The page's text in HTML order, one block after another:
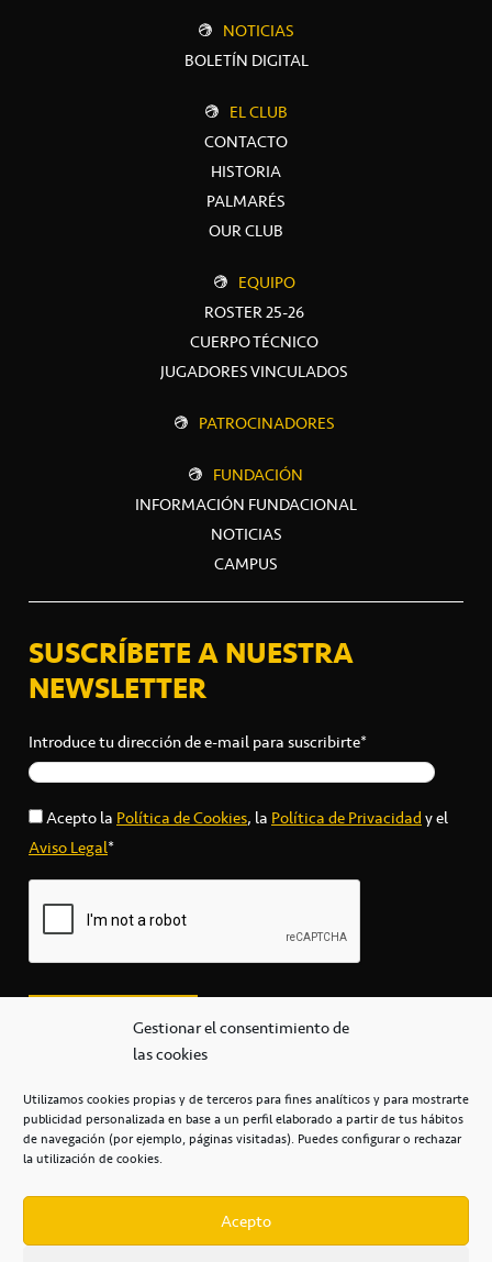
Gestionar el consentimiento de
las cookies
Utilizamos cookies propias y de terceros para fines analíticos y para mostrarte
publicidad personalizada en base a un perfil elaborado a partir de tus hábitos
de navegación (por ejemplo, páginas visitadas). Puedes configurar o rechazar
la utilización de cookies.
Acepto
NOTICIAS
BOLETÍN DIGITAL
EL CLUB
CONTACTO
HISTORIA
PALMARÉS
OUR CLUB
EQUIPO
ROSTER 25-26
CUERPO TÉCNICO
JUGADORES VINCULADOS
PATROCINADORES
FUNDACIÓN
INFORMACIÓN FUNDACIONAL
NOTICIAS
CAMPUS
SUSCRÍBETE A NUESTRA
NEWSLETTER
Introduce tu dirección de e-mail para suscribirte*
Acepto laPolítica de Cookies, laPolítica de Privacidady el
Aviso Legal*
secretaria@cbcanarias.es
+34 922 253 684
Casa del Deporte / 38108 – La Laguna